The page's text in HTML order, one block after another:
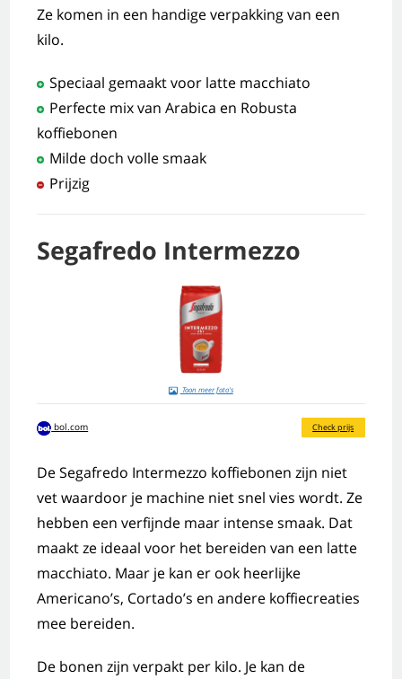
Ze komen in een handige verpakking van een
kilo.
Speciaal gemaakt voor latte macchiato
Perfecte mix van Arabica en Robusta
koffiebonen
Milde doch volle smaak
Prijzig
Segafredo Intermezzo
Toon meer foto's
bol.com Check prijs
De Segafredo Intermezzo koffiebonen zijn niet
vet waardoor je machine niet snel vies wordt. Ze
hebben een verfijnde maar intense smaak. Dat
maakt ze ideaal voor het bereiden van een latte
macchiato. Maar je kan er ook heerlijke
Americano’s, Cortado’s en andere koffiecreaties
mee bereiden.
De bonen zijn verpakt per kilo. Je kan de